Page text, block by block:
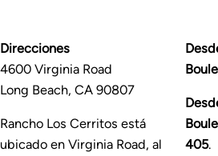
Direcciones
4600 Virginia Road
Long Beach, CA 90807
Rancho Los Cerritos está
ubicado en Virginia Road, al
405.